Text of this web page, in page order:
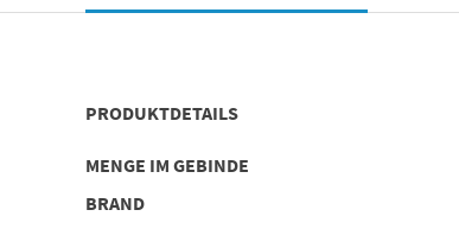
PRODUKTDETAILS
MENGE IM GEBINDE
BRAND